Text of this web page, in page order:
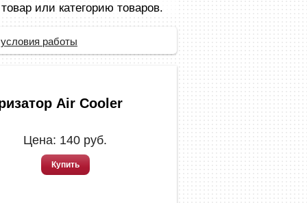
или категорию товаров.
работы
Air Cooler
Цена: 140 руб.
Купить